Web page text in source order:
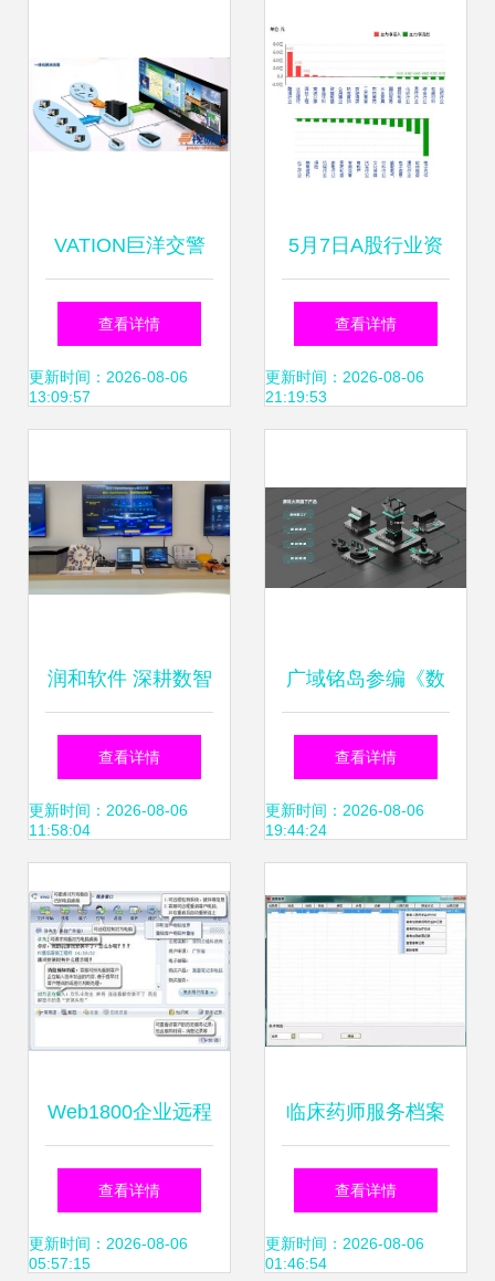
VATION巨洋交警
可视化解决方案解
析 智能管‌控与软件
查看详情
更新时间：2026-08-06
13:09:57
5月7日A股行业资
金流向解析 大消费
防御性凸显，科技
查看详情
更新时间：2026-08-06
21:19:53
润和软件 深耕数智
科技，赋能行业未
来
查看详情
更新时间：2026-08-06
11:58:04
广域铭岛参编《数
智化供应链参考架
构》标准正式发
服务新高度
查看详情
更新时间：2026-08-06
19:44:24
Web1800企业远程
服务软件3.1 重塑
高效、安全的企业
查看详情
更新时间：2026-08-06
05:57:15
临床药师服务档案
管理高性价比软件
推荐
查看详情
更新时间：2026-08-06
01:46:54